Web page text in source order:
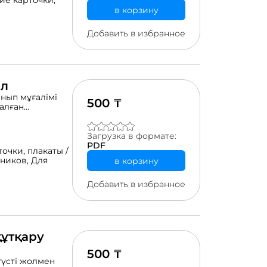
карточки
в корзину
Добавить в избранное
мұғалімі
плакаты /
Для
500 ₸
Загрузка в формате:
PDF
в корзину
Добавить в избранное
жолмен
500 ₸